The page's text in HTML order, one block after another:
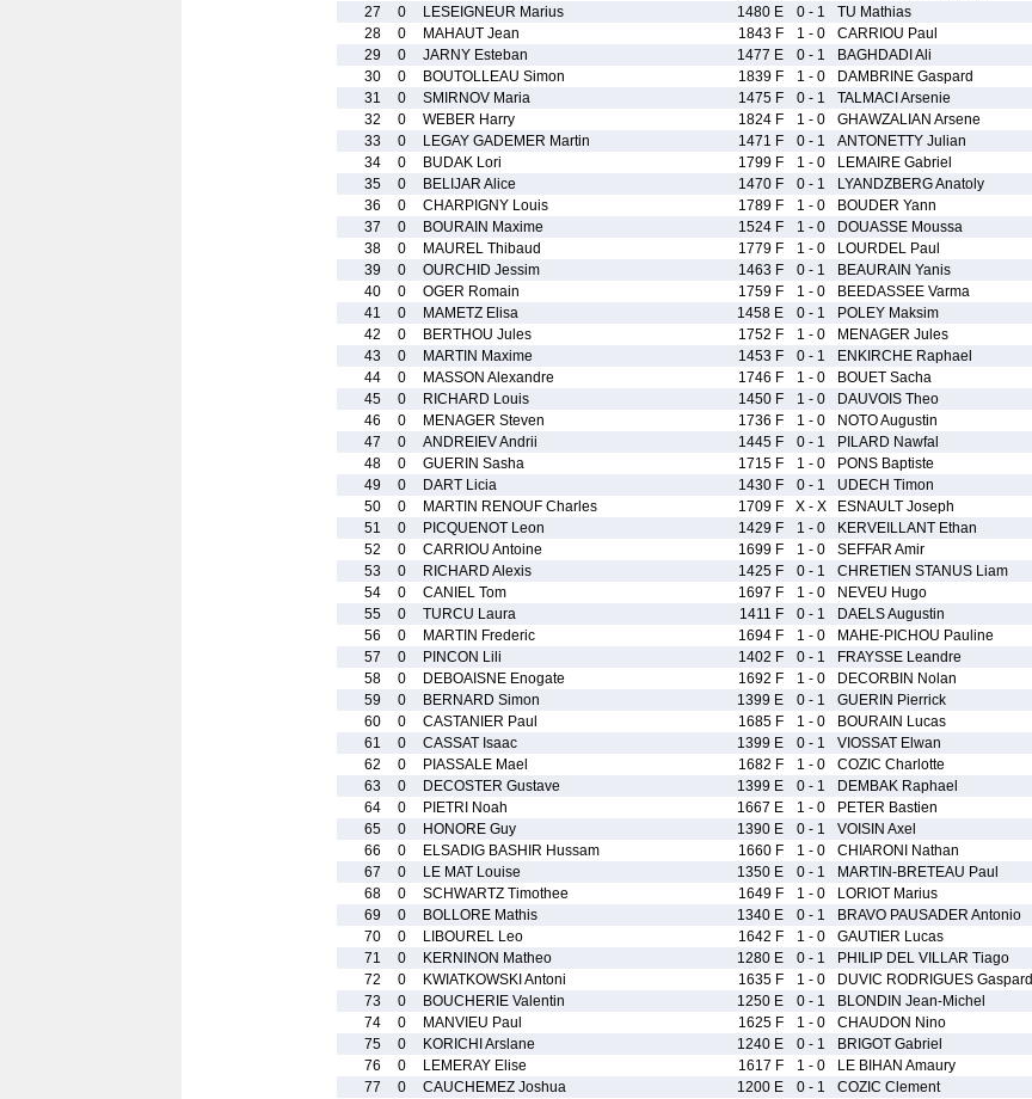
27
0 LESEIGNEUR Marius 1480 E 0 - 1 TU Mathias
28
0 MAHAUT Jean 1843 F 1 - 0 CARRIOU Paul
29
0 JARNY Esteban 1477 E 0 - 1 BAGHDADI Ali
30
0 BOUTOLLEAU Simon 1839 F 1 - 0 DAMBRINE Gaspard
31
0 SMIRNOV Maria 1475 F 0 - 1 TALMACI Arsenie
32
0 WEBER Harry 1824 F 1 - 0 GHAWZALIAN Arsene
33
0 LEGAY GADEMER Martin 1471 F 0 - 1 ANTONETTY Julian
34
0 BUDAK Lori 1799 F 1 - 0 LEMAIRE Gabriel
35
0 BELIJAR Alice 1470 F 0 - 1 LYANDZBERG Anatoly
36
0 CHARPIGNY Louis 1789 F 1 - 0 BOUDER Yann
37
0 BOURAIN Maxime 1524 F 1 - 0 DOUASSE Moussa
38
0 MAUREL Thibaud 1779 F 1 - 0 LOURDEL Paul
39
0 OURCHID Jessim 1463 F 0 - 1 BEAURAIN Yanis
40
0 OGER Romain 1759 F 1 - 0 BEEDASSEE Varma
41
0 MAMETZ Elisa 1458 E 0 - 1 POLEY Maksim
42
0 BERTHOU Jules 1752 F 1 - 0 MENAGER Jules
43
0 MARTIN Maxime 1453 F 0 - 1 ENKIRCHE Raphael
44
0 MASSON Alexandre 1746 F 1 - 0 BOUET Sacha
45
0 RICHARD Louis 1450 F 1 - 0 DAUVOIS Theo
46
0 MENAGER Steven 1736 F 1 - 0 NOTO Augustin
47
0 ANDREIEV Andrii 1445 F 0 - 1 PILARD Nawfal
48
0 GUERIN Sasha 1715 F 1 - 0 PONS Baptiste
49
0 DART Licia 1430 F 0 - 1 UDECH Timon
50
0 MARTIN RENOUF Charles 1709 F X - X ESNAULT Joseph
51
0 PICQUENOT Leon 1429 F 1 - 0 KERVEILLANT Ethan
52
0 CARRIOU Antoine 1699 F 1 - 0 SEFFAR Amir
53
0 RICHARD Alexis 1425 F 0 - 1 CHRETIEN STANUS Liam
54
0 CANIEL Tom 1697 F 1 - 0 NEVEU Hugo
55
0 TURCU Laura 1411 F 0 - 1 DAELS Augustin
56
0 MARTIN Frederic 1694 F 1 - 0 MAHE-PICHOU Pauline
57
0 PINCON Lili 1402 F 0 - 1 FRAYSSE Leandre
58
0 DEBOAISNE Enogate 1692 F 1 - 0 DECORBIN Nolan
59
0 BERNARD Simon 1399 E 0 - 1 GUERIN Pierrick
60
0 CASTANIER Paul 1685 F 1 - 0 BOURAIN Lucas
61
0 CASSAT Isaac 1399 E 0 - 1 VIOSSAT Elwan
62
0 PIASSALE Mael 1682 F 1 - 0 COZIC Charlotte
63
0 DECOSTER Gustave 1399 E 0 - 1 DEMBAK Raphael
64
0 PIETRI Noah 1667 E 1 - 0 PETER Bastien
65
0 HONORE Guy 1390 E 0 - 1 VOISIN Axel
66
0 ELSADIG BASHIR Hussam 1660 F 1 - 0 CHIARONI Nathan
67
0 LE MAT Louise 1350 E 0 - 1 MARTIN-BRETEAU Paul
68
0 SCHWARTZ Timothee 1649 F 1 - 0 LORIOT Marius
69
0 BOLLORE Mathis 1340 E 0 - 1 BRAVO PAUSADER Antonio
70
0 LIBOUREL Leo 1642 F 1 - 0 GAUTIER Lucas
71
0 KERNINON Matheo 1280 E 0 - 1 PHILIP DEL VILLAR Tiago
72
0 KWIATKOWSKI Antoni 1635 F 1 - 0 DUVIC RODRIGUES Gaspard
73
0 BOUCHERIE Valentin 1250 E 0 - 1 BLONDIN Jean-Michel
74
0 MANVIEU Paul 1625 F 1 - 0 CHAUDON Nino
75
0 KORICHI Arslane 1240 E 0 - 1 BRIGOT Gabriel
76
0 LEMERAY Elise 1617 F 1 - 0 LE BIHAN Amaury
77
0 CAUCHEMEZ Joshua 1200 E 0 - 1 COZIC Clement